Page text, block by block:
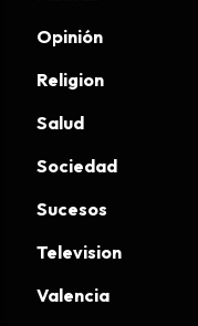
Opinión
Religion
Salud
Sociedad
Sucesos
Television
Valencia